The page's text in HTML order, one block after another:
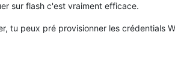
sur flash c'est vraiment efficace.
tu peux pré provisionner les crédentials